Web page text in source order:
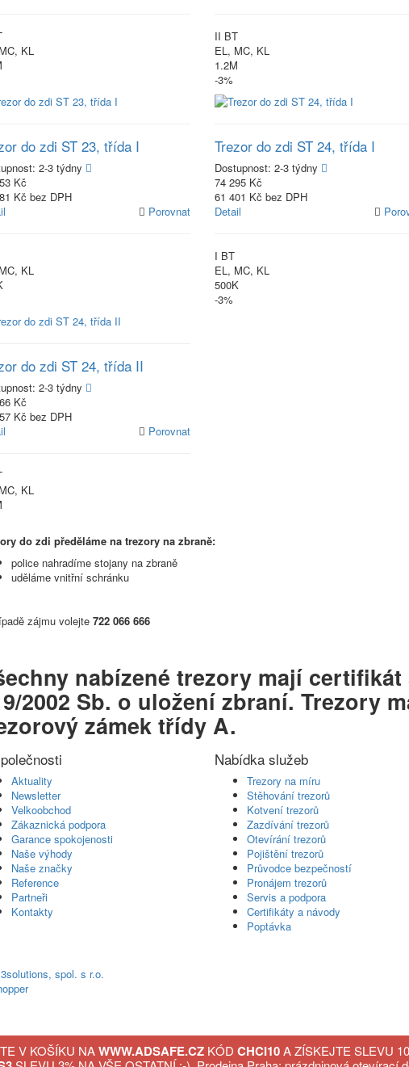
KL
II BT
EL, MC, KL
1.2M
-3%
do zdi ST 23, třída I
2-3 týdny
Kč
Kč bez DPH
Porovnat
KL
Trezor do zdi ST 24, třída I
Dostupnost: 2-3 týdny
74 295 Kč
61 401 Kč bez DPH
Detail
I BT
EL, MC, KL
500K
-3%
do zdi ST 24, třída II
2-3 týdny
Kč
Kč bez DPH
Porovnat
KL
do zdi předěláme na trezory na zbraně:
police nahradíme stojany na zbraně
uděláme vnitřní schránku
zájmu volejte 722 066 666
nabízené trezory mají
2002 Sb. o uložení zbraní. Trezory
zámek třídy A.
Aktuality
Newsletter
Velkoobchod
Zákaznická podpora
Garance spokojenosti
Naše výhody
Naše značky
Reference
Partneři
Kontakty
Nabídka služeb
Trezory na míru
Stěhování trezorů
Kotvení trezorů
Zazdívání trezorů
Otevírání trezorů
Pojištění trezorů
Průvodce bezpečností
Pronájem trezorů
Servis a podpora
Certifikáty a návody
Poptávka
3solutions, spol. s r.o.
V KOŠÍKU NAWWW.ADSAFE.CZKÓD CHCI10A ZÍSKEJTE SLEVU